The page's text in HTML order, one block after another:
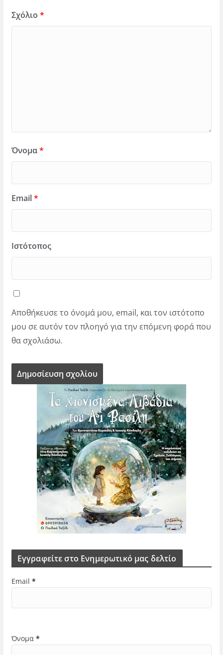
Σχόλιο *
Όνομα*
Email*
Ιστότοπος
Αποθήκευσε το όνομά μου, email, και τον ιστότοπο
μου σε αυτόν τον πλοηγό για την επόμενη φορά που
θα σχολιάσω.
Εγγραφείτε στο Ενημερωτικό μας δελτίο
Email *
Όνομα *